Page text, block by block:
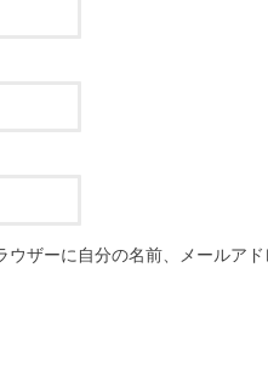
ザーに自分の名前、メールアド